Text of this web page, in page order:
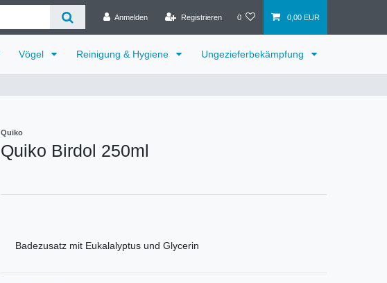
Anmelden Registrieren 0 0,00 EUR
Vögel Reinigung & Hygiene Ungezieferbekämpfung
Quiko
Quiko Birdol 250ml
Badezusatz mit Eukalalyptus und Glycerin